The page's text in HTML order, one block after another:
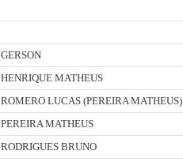
GERSON
HENRIQUE MATHEUS
ROMERO LUCAS (PEREIRA MATHEUS)
PEREIRA MATHEUS
RODRIGUES BRUNO